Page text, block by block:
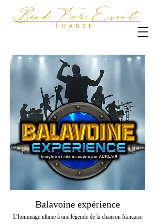
Balavoine expérience
L’hommage ultime à une légende de la chanson française